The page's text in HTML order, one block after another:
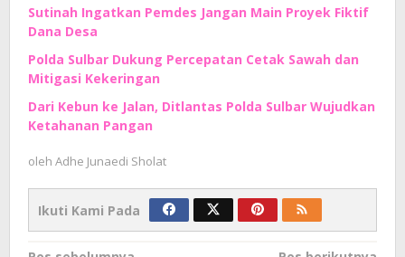
Sutinah Ingatkan Pemdes Jangan Main Proyek Fiktif
Dana Desa
Polda Sulbar Dukung Percepatan Cetak Sawah dan
Mitigasi Kekeringan
Dari Kebun ke Jalan, Ditlantas Polda Sulbar Wujudkan
Ketahanan Pangan
oleh Adhe Junaedi Sholat
Ikuti Kami Pada